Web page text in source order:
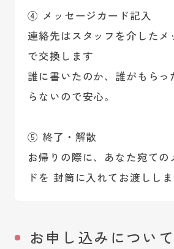
④ メッセージカード記入
連絡先はスタッフを介したメ
で交換します
誰に書いたのか、誰がもらっ
らないので安心。
⑤ 終了・解散
お帰りの際に、あなた宛ての
ドを 封筒に入れてお渡ししま
お申し込みについて